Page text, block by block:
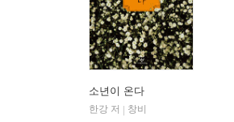
소년이 온다
한강 저
창비